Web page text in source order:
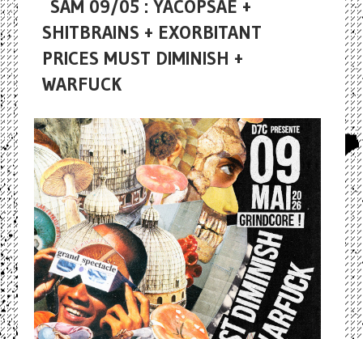
SAM 09/05 : YACOPSAE +
SHITBRAINS + EXORBITANT
PRICES MUST DIMINISH +
WARFUCK